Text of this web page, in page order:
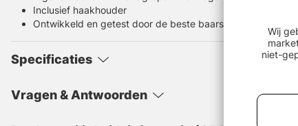
Inclusief haakhouder
Ontwikkeld en getest door de beste baars- en
Specificaties
Vragen & Antwoorden
Wij
niet-